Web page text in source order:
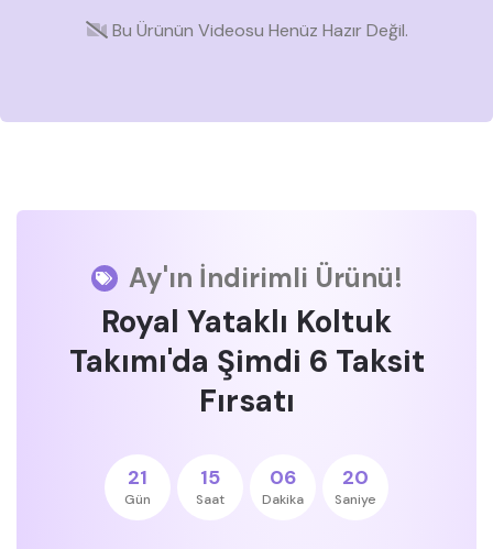
Bu Ürünün Videosu Henüz Hazır Değil.
Ay'ın İndirimli Ürünü!
Royal Yataklı Koltuk
Takımı'da Şimdi 6 Taksit
Fırsatı
21
Gün
15
Saat
06
Dakika
19
Saniye